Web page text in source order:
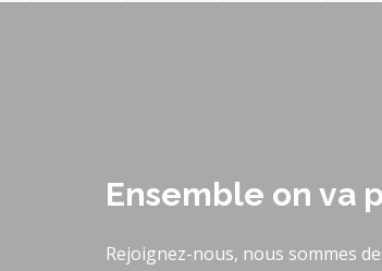
Ensemble on va
Rejoignez-nous, nous sommes